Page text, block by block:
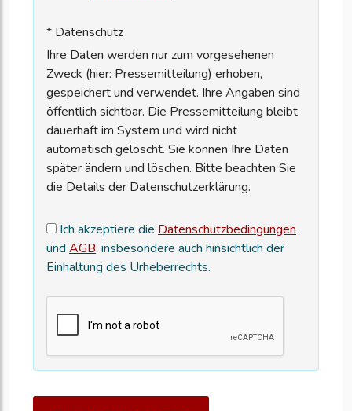
* Datenschutz
Ihre Daten werden nur zum vorgesehenen
Zweck (hier: Pressemitteilung) erhoben,
gespeichert und verwendet. Ihre Angaben sind
öffentlich sichtbar. Die Pressemitteilung bleibt
dauerhaft im System und wird nicht
automatisch gelöscht. Sie können Ihre Daten
später ändern und löschen. Bitte beachten Sie
die Details der Datenschutzerklärung.
Ich akzeptiere die Datenschutzbedingungen
und AGB, insbesondere auch hinsichtlich der
Einhaltung des Urheberrechts.